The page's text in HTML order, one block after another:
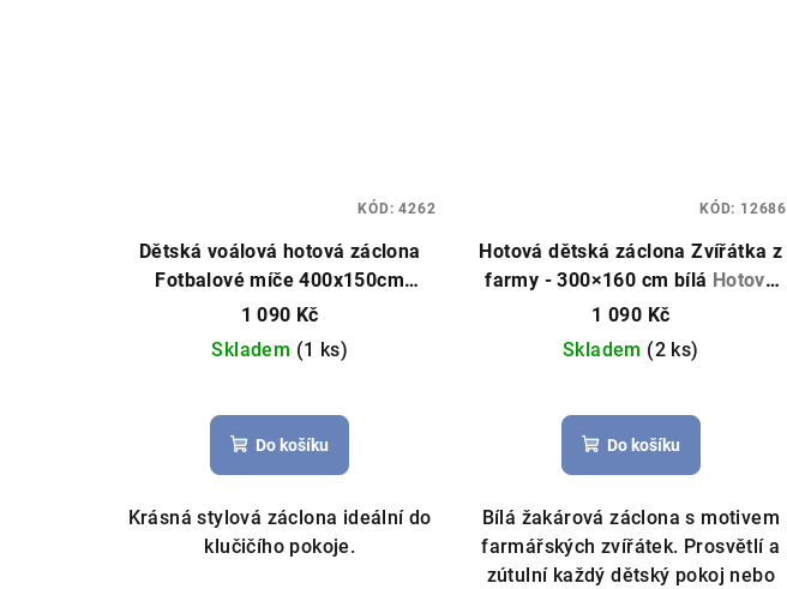
Dětská voálová hotová záclona
Fotbalové míče 400x150cm
Hotová záclona, fotbalový
vzor, můžeme ušít na míru
1 090 Kč
Skladem (1 ks)
hodnocení
produktu
je
5,0
z
Do košíku
Krásná stylová záclona ideální do
klučičího pokoje.
KÓD:4262
Hotová dětská záclona Zvířátka z
farmy - 300×160 cm bílá Hotová
záclona, dětský motiv
1 090 Kč
Skladem (2 ks)
Do košíku
Bílá žakárová záclona s motivem
farmářských zvířátek. Prosvětlí a
zútulní každý dětský pokoj nebo
KÓD: 12686